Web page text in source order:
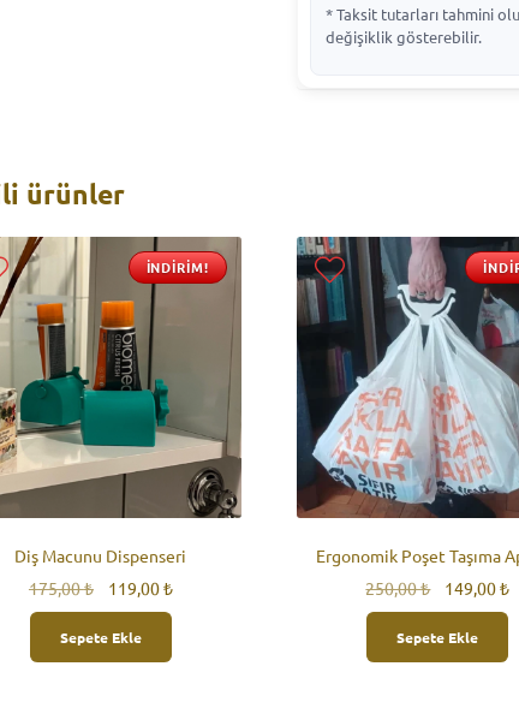
* Taksit tutarları tahmini
değişiklik gösterebilir.
ürünler
Diş Macunu Dispenseri
İNDIRIM!
175,00₺
Orijinal
fiyat:
175,00 ₺.
119,00₺Şu
119,00 ₺.
Sepete Ekle
Ergonomik Poşet Taşıma
250,00₺
Orijinal
fiyat:
250,00 ₺.
149,00₺Şu
Sepete Ekle